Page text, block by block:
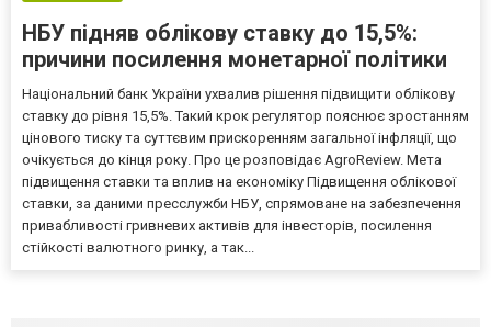
НБУ підняв облікову ставку до 15,5%:
причини посилення монетарної політики
Національний банк України ухвалив рішення підвищити облікову
ставку до рівня 15,5%. Такий крок регулятор пояснює зростанням
цінового тиску та суттєвим прискоренням загальної інфляції, що
очікується до кінця року. Про це розповідає AgroReview. Мета
підвищення ставки та вплив на економіку Підвищення облікової
ставки, за даними пресслужби НБУ, спрямоване на забезпечення
привабливості гривневих активів для інвесторів, посилення
стійкості валютного ринку, а так...